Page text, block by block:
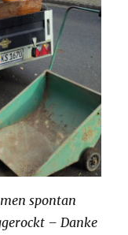
spontan
– Danke